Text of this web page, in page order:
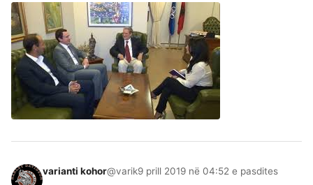
varianti kohor@varik9 prill 2019 në 04:52 e pasdites